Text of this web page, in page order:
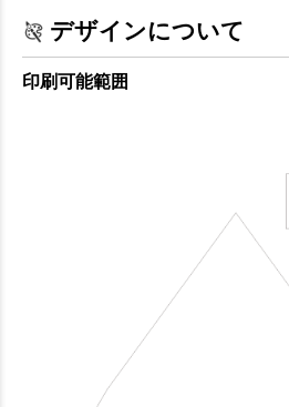
デザインについて
印刷可能範囲